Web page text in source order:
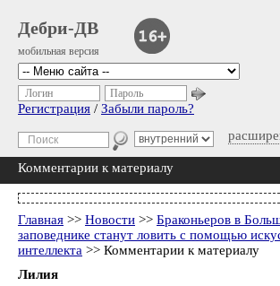
Дебри-ДВ
мобильная версия
Логин Пароль
Регистрация / Забыли пароль?
Комментарии к материалу
Главная >> Новости >> Браконьеров в
заповеднике станут ловить с помощью
интеллекта >> Комментарии к материалу
Лилия